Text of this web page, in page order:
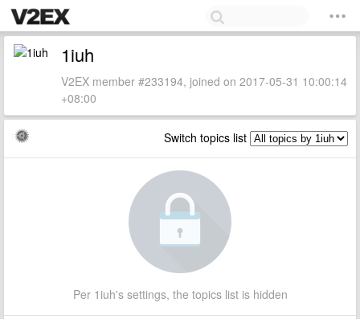
1iuh
V2EX member #233194, joined on 2017-05-31 10:00:14
+08:00
Switch topics list
Per 1iuh's settings, the topics list is hidden